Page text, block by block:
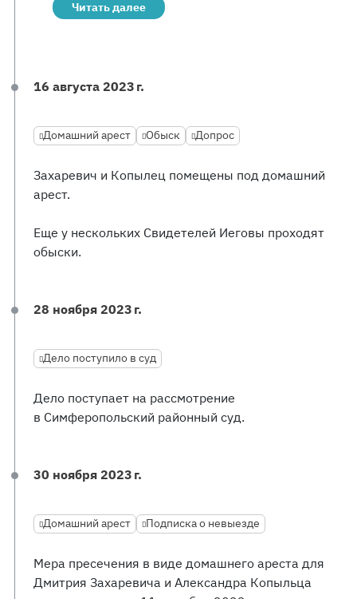
Читать далее
16 августа 2023 г.
Домашний арест Обыск Допрос
Захаревич и Копылец помещены под домашний
арест.
Еще у нескольких Свидетелей Иеговы проходят
обыски.
28 ноября 2023 г.
Дело поступило в суд
Дело поступает на рассмотрение
в Симферопольский районный суд.
30 ноября 2023 г.
Домашний арест Подписка о невыезде
Мера пресечения в виде домашнего ареста для
Дмитрия Захаревича и Александра Копыльца